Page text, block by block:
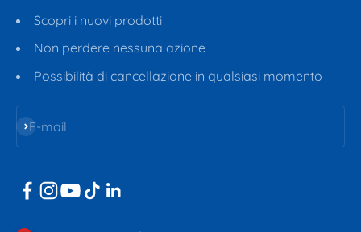
Scopri i nuovi prodotti
Non perdere nessuna azione
Possibilità di cancellazione in qualsiasi momento
E-mail
Iscriviti alla newsletter